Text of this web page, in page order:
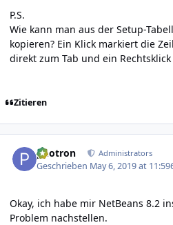
P.S.
Wie kann man aus der Setup-
kopieren? Ein Klick markiert die
direkt zum Tab und ein
Zitieren
photron Administrators
Geschrieben May 6, 2019 at 11:59
Okay, ich habe mir NetBeans 8.2
Problem nachstellen.